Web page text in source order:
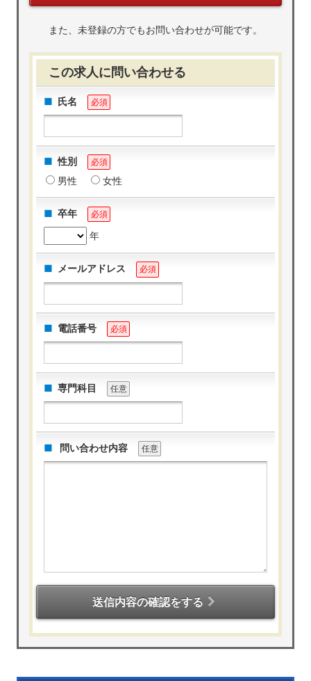
また、未登録の方でもお問い合わせが可能です。
この求人に問い合わせる
氏名 必須
性別 必須
男性 女性
卒年 必須
年
メールアドレス 必須
電話番号 必須
専門科目 任意
問い合わせ内容 任意
送信内容の確認をする